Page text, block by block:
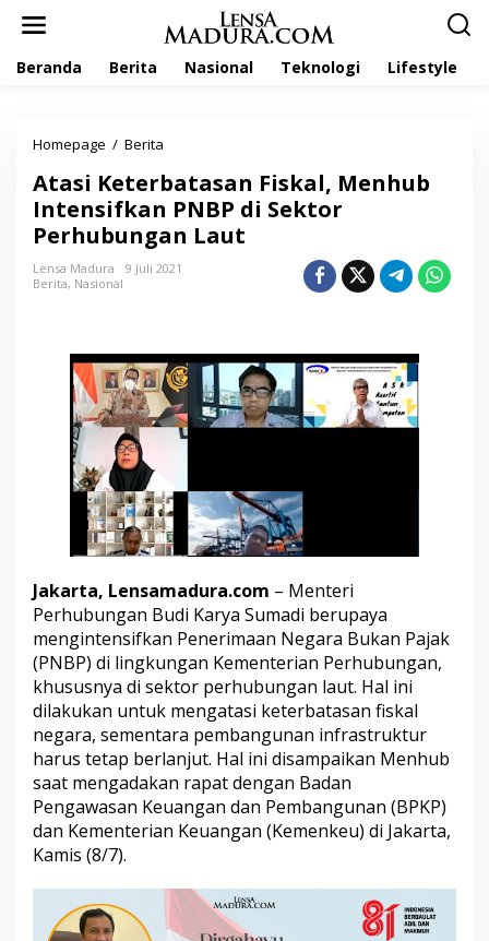
Beranda Berita Nasional Teknologi Lifestyle
Homepage / Berita
a
s
i
K
e
a
t
a
s
i
s
k
a
,
M
e
n
h
u
b
I
n
e
n
s
k
a
n
Atasi Keterbatasan Fiskal, Menhub
Intensifkan PNBP di Sektor
Perhubungan Laut
Lensa Madura
9 Juli 2021
Berita, Nasional
Jakarta, Lensamadura.com – Menteri
Perhubungan Budi Karya Sumadi berupaya
mengintensifkan Penerimaan Negara Bukan Pajak
(PNBP) di lingkungan Kementerian Perhubungan,
khususnya di sektor perhubungan laut. Hal ini
dilakukan untuk mengatasi keterbatasan fiskal
negara, sementara pembangunan infrastruktur
harus tetap berlanjut. Hal ini disampaikan Menhub
saat mengadakan rapat dengan Badan
Pengawasan Keuangan dan Pembangunan (BPKP)
dan Kementerian Keuangan (Kemenkeu) di Jakarta,
Kamis (8/7).